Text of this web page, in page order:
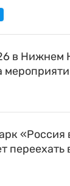
в Нижнем
«Россия
переехать